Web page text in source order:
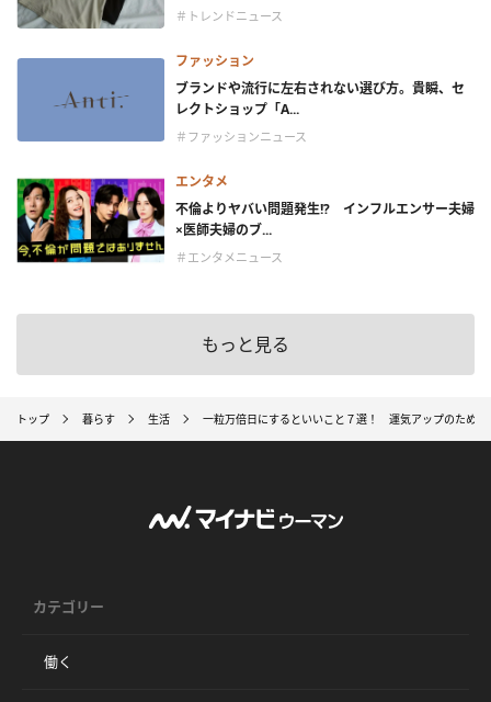
＃トレンドニュース
ファッション
ブランドや流行に左右されない選び方。貴瞬、セ
レクトショップ「A...
＃ファッションニュース
エンタメ
不倫よりヤバい問題発生!? インフルエンサー夫婦
×医師夫婦のブ...
＃エンタメニュース
もっと見る
トップ 暮らす 生活 一粒万倍日にするといいこと７選！ 運気アップのための
カテゴリー
働く